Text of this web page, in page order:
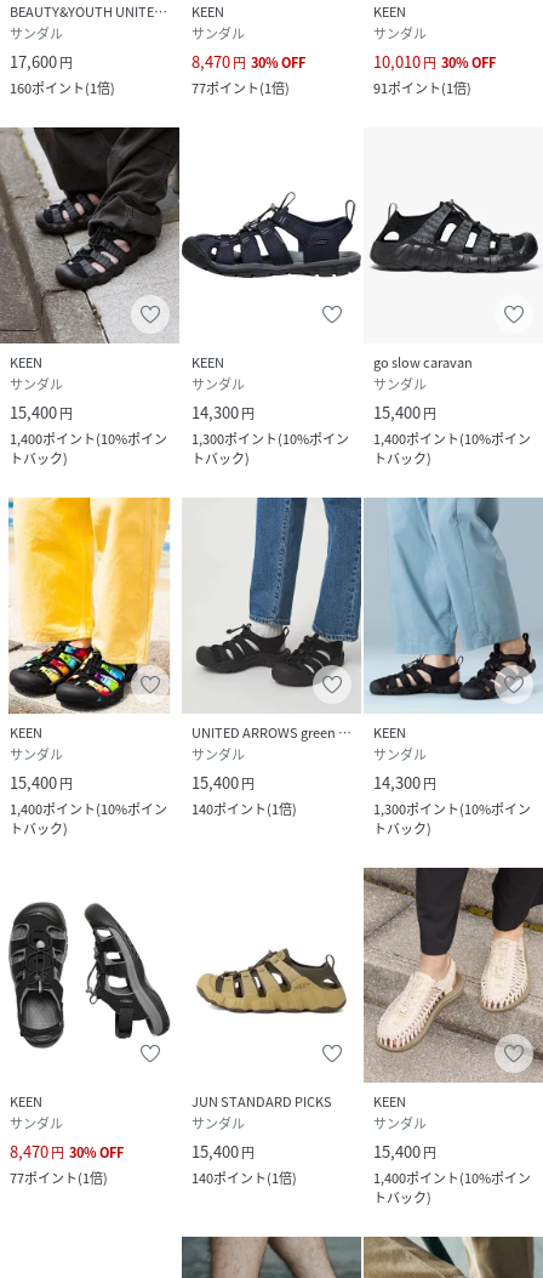
BEAUTY&YOUTH UNITED ARROWS
サンダル
17,600円
160ポイント(1倍)
KEEN
サンダル
8,470円 30%OFF
77ポイント(1倍)
KEEN
サンダル
10,010円 30%OFF
91ポイント(1倍)
KEEN
サンダル
15,400円
1,400ポイント(10%ポイン
トバック)
KEEN
サンダル
14,300円
1,300ポイント(10%ポイン
トバック)
go slow caravan
サンダル
15,400円
1,400ポイント(10%ポイン
トバック)
KEEN
サンダル
15,400円
1,400ポイント(10%ポイン
トバック)
UNITED ARROWS green label relaxing
サンダル
15,400円
140ポイント(1倍)
KEEN
サンダル
14,300円
1,300ポイント(10%ポイン
トバック)
KEEN
サンダル
8,470円 30%OFF
77ポイント(1倍)
JUN STANDARD PICKS
サンダル
15,400円
140ポイント(1倍)
KEEN
サンダル
15,400円
1,400ポイント(10%ポイン
トバック)